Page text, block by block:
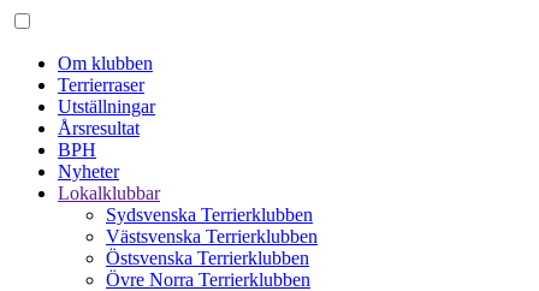
Om klubben
Terrierraser
Utställningar
Årsresultat
BPH
Nyheter
Lokalklubbar
Sydsvenska Terrierklubben
Västsvenska Terrierklubben
Östsvenska Terrierklubben
Övre Norra Terrierklubben